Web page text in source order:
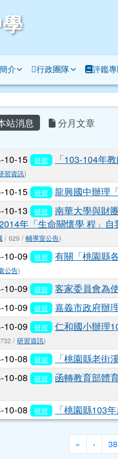
介 行政團隊 評鑑
容區域
站消息 分月文章
列表
10-15 研習 「103-104年
習資訊)
10-15 研習 龍興國中辦理
10-13 研習
南華大學與財
年「生命關懷學 程」自
/ 629 / 輔導室公告)
10-09 研習 有關「桃園縣
公告)
10-09 研習 客家委員會為
10-09 研習 嘉義市政府辦
10-09 研習 仁和國小辦理
/ 研習資訊)
10-08 研習 「桃園縣老街
10-08 研習 函轉教育部體
10-08 研習 「桃園縣103
« 第一頁
‹ 上一